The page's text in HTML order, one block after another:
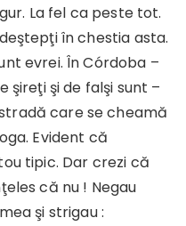
La fel ca peste tot.
în chestia asta.
evrei. În Córdoba –
şireţi şi de falşi sunt –
care se cheamă
Evident că
tipic. Dar crezi că
că nu ! Negau
şi strigau :